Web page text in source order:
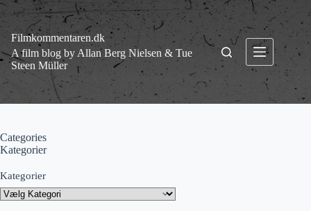
Fortsæt
indhold
Filmkommentaren.dk
A film blog by Allan Berg Nielsen & Tue
Steen Müller
Categories
Kategorier
Kategorier